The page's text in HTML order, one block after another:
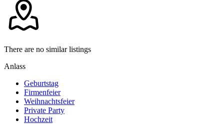
There are no similar listings
Anlass
Geburtstag
Firmenfeier
Weihnachtsfeier
Private Party
Hochzeit